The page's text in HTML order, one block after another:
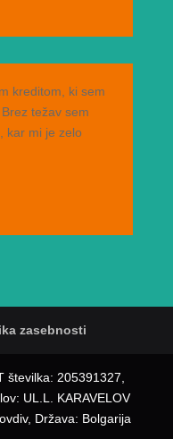
kreditom, ki sem
težav sem
kar mi je zelo
zasebnosti
številka: 205391327,
UL.L. KARAVELOV
Država: Bolgarija